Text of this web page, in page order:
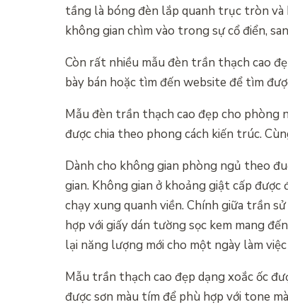
tầng là bóng đèn lắp quanh trục tròn và
không gian chìm vào trong sự cổ điển,
Còn rất nhiều mẫu đèn trần thạch cao
bày bán hoặc tìm đến website để tìm
Mẫu đèn trần thạch cao đẹp cho phòng
được chia theo phong cách kiến trúc.
Dành cho không gian phòng ngủ theo
gian. Không gian ở khoảng giật cấp
chạy xung quanh viền. Chính giữa trần
hợp với giấy dán tường sọc kem mang
lại năng lượng mới cho một ngày làm việc
Mẫu trần thạch cao đẹp dạng xoắc ốc
được sơn màu tím để phù hợp với tone